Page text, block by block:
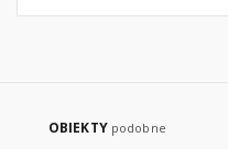
OBIEKTY podobne